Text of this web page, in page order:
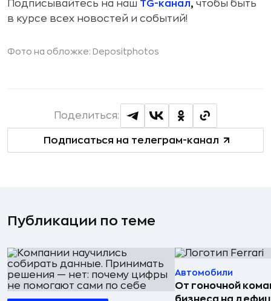
Подписывайтесь на наш TG-канал, чтобы быть
в курсе всех новостей и событий!
Фото на обложке: Depositphotos
Подписаться на телеграм-канал
Поделиться:
Публикации по теме
Автомобили
От гоночной